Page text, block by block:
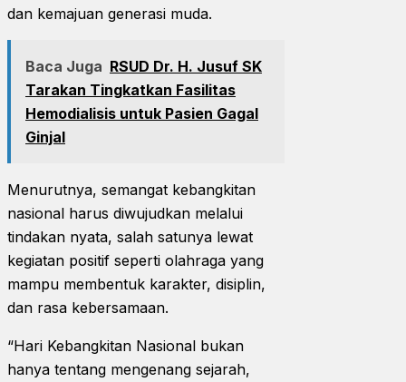
dan kemajuan generasi muda.
Baca Juga RSUD Dr. H. Jusuf SK
Tarakan Tingkatkan Fasilitas
Hemodialisis untuk Pasien Gagal
Ginjal
Menurutnya, semangat kebangkitan
nasional harus diwujudkan melalui
tindakan nyata, salah satunya lewat
kegiatan positif seperti olahraga yang
mampu membentuk karakter, disiplin,
dan rasa kebersamaan.
“Hari Kebangkitan Nasional bukan
hanya tentang mengenang sejarah,